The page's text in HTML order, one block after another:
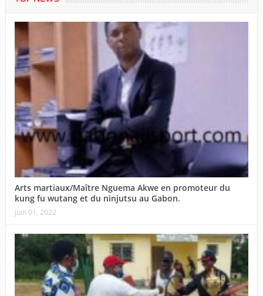
Arts martiaux/Maître Nguema Akwe en promoteur du
kung fu wutang et du ninjutsu au Gabon.
juin 01, 2022